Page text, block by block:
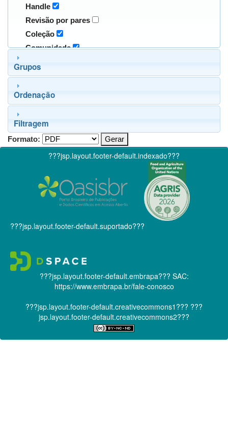
Handle
Revisão por pares
Coleção
Comunidade
Grupos
Ordenação
Filtragem
Formato:
???jsp.layout.footer-default.indexado???
???jsp.layout.footer-default.suportado???
???jsp.layout.footer-default.embrapa??? SAC:
https://www.embrapa.br/fale-conosco
???jsp.layout.footer-default.creativecommons1??? ???
jsp.layout.footer-default.creativecommons2???